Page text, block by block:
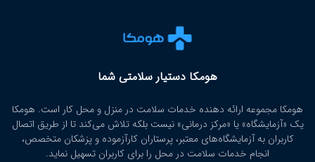
هومکا دستیار سلامتی شما
هومکا مجموعه ارائه‌ دهنده خدمات سلامت در منزل و محل کار است. هومکا
یک «آزمایشگاه» یا «مرکز درمانی» نیست بلکه تلاش می‌کند تا از طریق اتصال
کاربران به آزمایشگاه‌های معتبر، پرستاران کارآزموده و پزشکان متخصص،
انجام خدمات سلامت در محل را برای کاربران تسهیل نماید.